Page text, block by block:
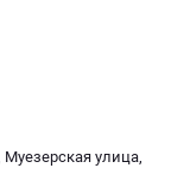
улица,